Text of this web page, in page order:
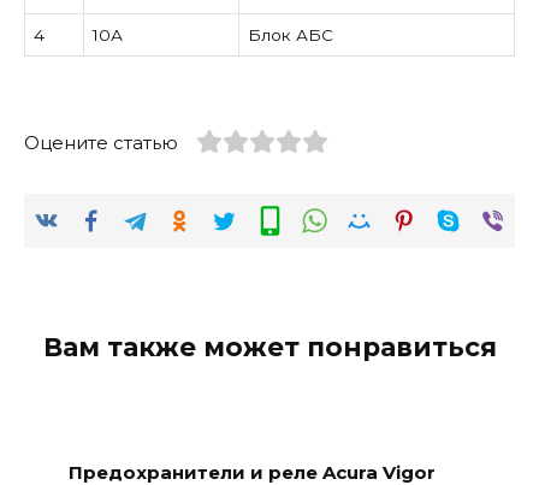
4 10А Блок АБС
Оцените статью
Вам также может понравиться
Предохранители и реле Acura Vigor